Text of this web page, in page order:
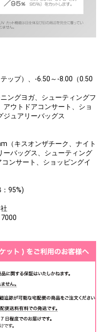
ップ）、-6.50～-8.00（0.50
ングヨガ、シューティングフ
ウトドアコンサート、ショ
ジュアリーバッグス
（キスオンザチーク、ナイト
ーバッグス、シューティング
ンサート、ショッピングイ
95%)